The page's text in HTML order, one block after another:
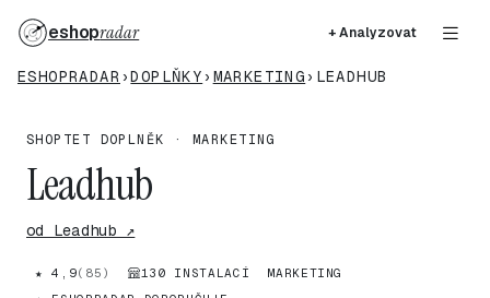
eshopradar + Analyzovat
ESHOPRADAR ›DOPLŇKY › MARKETING › LEADHUB
SHOPTET DOPLNĚK · MARKETING
Leadhub
od Leadhub ↗
★ 4,9(85) 130 INSTALACÍ
MARKETING